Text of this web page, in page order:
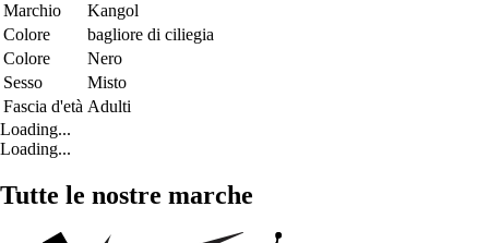
Marchio
Kangol
Colore
bagliore di ciliegia
Colore
Nero
Sesso
Misto
Fascia d'età Adulti
Loading...
Loading...
Tutte le nostre marche